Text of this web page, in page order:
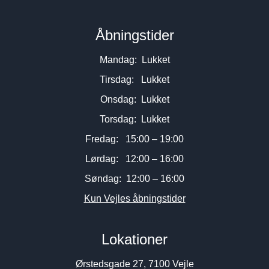
Åbningstider
Mandag: Lukket
Tirsdag: Lukket
Onsdag: Lukket
Torsdag: Lukket
Fredag: 15:00 – 19:00
Lørdag: 12:00 – 16:00
Søndag: 12:00 – 16:00
Kun Vejles åbningstider
Lokationer
Ørstedsgade 27, 7100 Vejle